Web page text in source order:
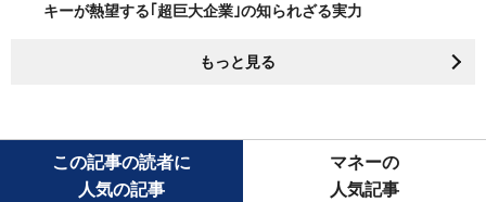
キーが熱望する｢超巨大企業｣の知られざる実力
もっと見る
この記事の読者に
人気の記事
マネーの
人気記事